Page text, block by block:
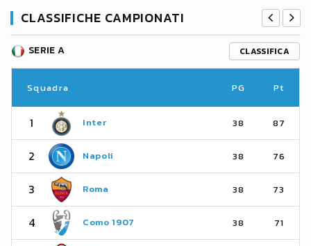
CLASSIFICHE CAMPIONATI
SERIE A CLASSIFICA
Squadra PG Pt
1 Inter 38 87
2 Napoli 38 76
3 Roma 38 73
4 Como 1907 38 71